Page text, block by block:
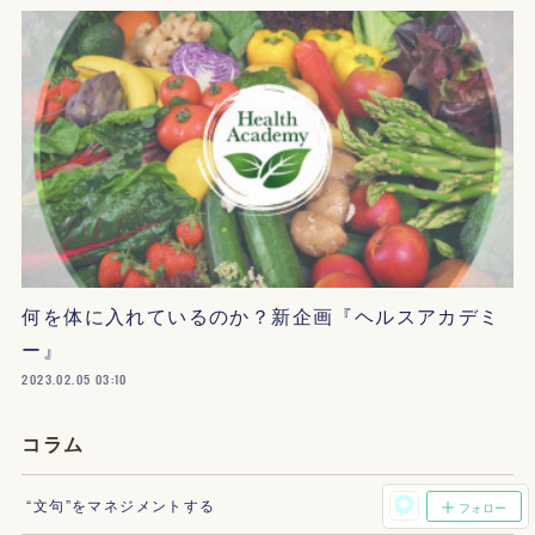
何を体に入れているのか？新企画『ヘルスアカデミ
ー』
2023.02.05 03:10
コラム
“文句”をマネジメントする フォロー